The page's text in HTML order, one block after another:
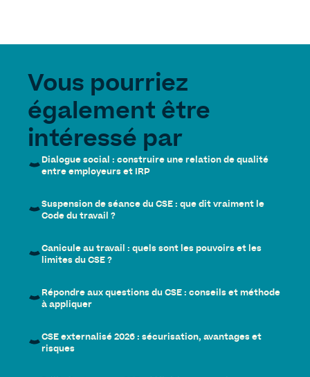
Vous pourriez
également être
intéressé par
Dialogue social : construire une relation de qualité
entre employeurs et IRP
Suspension de séance du CSE : que dit vraiment le
Code du travail ?
Canicule au travail : quels sont les pouvoirs et les
limites du CSE ?
Répondre aux questions du CSE : conseils et méthode
à appliquer
CSE externalisé 2026 : sécurisation, avantages et
risques